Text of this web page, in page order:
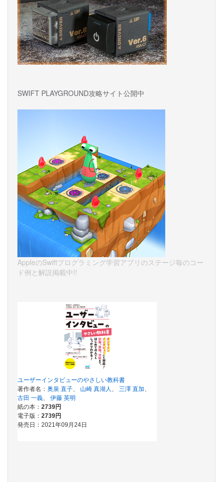
SWIFT PLAYGROUND攻略サイト公開中
AppleのSwiftプログラミング学習アプリのステージ毎のコー
ド例と解説掲載中!!